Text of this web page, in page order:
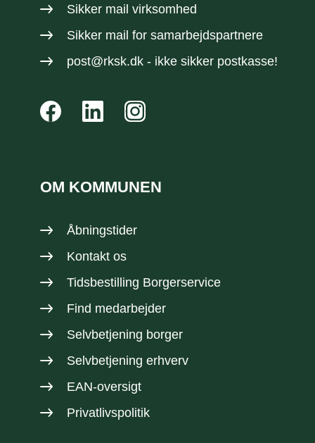
Sikker mail virksomhed
Sikker mail for samarbejdspartnere
post@rksk.dk- ikke sikker postkasse!
OM KOMMUNEN
Åbningstider
Kontakt os
Tidsbestilling Borgerservice
Find medarbejder
Selvbetjening borger
Selvbetjening erhverv
EAN-oversigt
Privatlivspolitik